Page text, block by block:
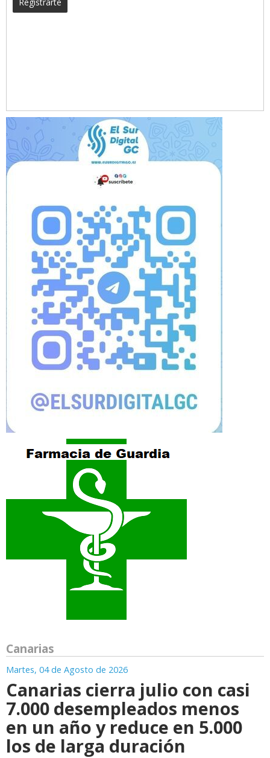
Canarias
Martes, 04 de Agosto de 2026
Canarias cierra julio con casi
7.000 desempleados menos
en un año y reduce en 5.000
los de larga duración